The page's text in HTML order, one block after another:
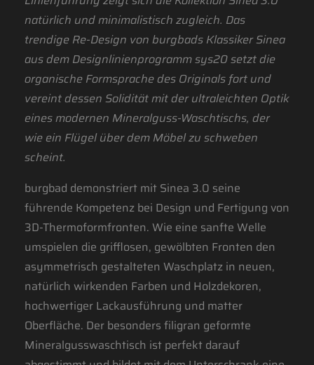
natürlich und minimalistisch zugleich. Das
trendige Re-Design von burgbads Klassiker Sinea
aus dem Designlinienprogramm sys20 setzt die
organische Formsprache des Originals fort und
vereint dessen Solidität mit der ultraleichten Optik
eines modernen Mineralguss-Waschtischs, der
wie ein Flügel über dem Möbel zu schweben
scheint.
burgbad demonstriert mit Sinea 3.0 seine
führende Kompetenz bei Design und Fertigung von
3D-Thermoformfronten. Wie eine sanfte Welle
umspielen die grifflosen, gewölbten Fronten den
asymmetrisch gestalteten Waschplatz in neuen,
natürlich wirkenden Farben und Holzdekoren,
hochwertiger Lackausführung und matter
Oberfläche. Der besonders filigran geformte
Mineralgusswaschtisch ist perfekt darauf